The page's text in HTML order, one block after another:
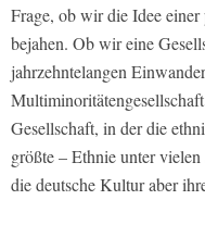
Frage, ob wir die Idee
bejahen. Ob wir eine
jahrzehntelangen
Gesellschaft, in der die
größte – Ethnie unter
die deutsche Kultur aber